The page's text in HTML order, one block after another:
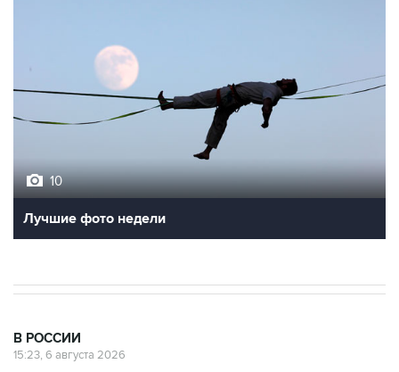
10
Лучшие фото недели
В РОССИИ
15:23, 6 августа 2026